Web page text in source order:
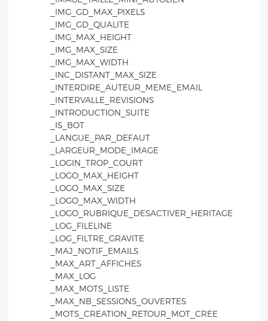
_IMG_GD_MAX_PIXELS
_IMG_GD_QUALITE
_IMG_MAX_HEIGHT
_IMG_MAX_SIZE
_IMG_MAX_WIDTH
_INC_DISTANT_MAX_SIZE
_INTERDIRE_AUTEUR_MEME_EMAIL
_INTERVALLE_REVISIONS
_INTRODUCTION_SUITE
_IS_BOT
_LANGUE_PAR_DEFAUT
_LARGEUR_MODE_IMAGE
_LOGIN_TROP_COURT
_LOGO_MAX_HEIGHT
_LOGO_MAX_SIZE
_LOGO_MAX_WIDTH
_LOGO_RUBRIQUE_DESACTIVER_HERITAGE
_LOG_FILELINE
_LOG_FILTRE_GRAVITE
_MAJ_NOTIF_EMAILS
_MAX_ART_AFFICHES
_MAX_LOG
_MAX_MOTS_LISTE
_MAX_NB_SESSIONS_OUVERTES
_MOTS_CREATION_RETOUR_MOT_CREE